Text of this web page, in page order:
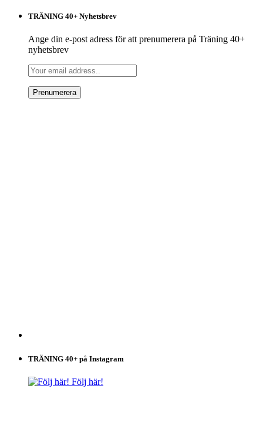
TRÄNING 40+ Nyhetsbrev
Ange din e-post adress för att prenumerera på Träning 40+
nyhetsbrev
TRÄNING 40+ på Instagram
Följ här!